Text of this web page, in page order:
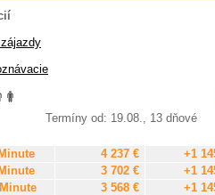
Termíny od: 19.08., 13 dňové
4 237 € +1
3 702 € +1
3 568 € +1